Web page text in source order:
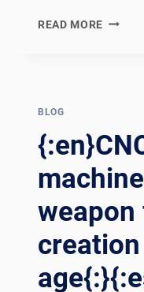
READ MORE
AND
WATER
JET
BLOG